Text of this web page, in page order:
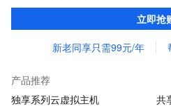
拟主机简单、低成本地发布托管网站
立即抢
新老同享只需99元/年
产品推荐
独享系列云虚拟主机
共